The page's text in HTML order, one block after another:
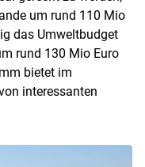
um rund 110 Mio
das Umweltbudget
rund 130 Mio Euro
bietet im
interessanten